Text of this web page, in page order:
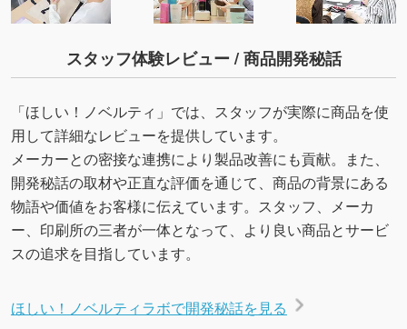
スタッフ体験レビュー / 商品開発秘話
「ほしい！ノベルティ」では、スタッフが実際に商品を使
用して詳細なレビューを提供しています。
メーカーとの密接な連携により製品改善にも貢献。また、
開発秘話の取材や正直な評価を通じて、商品の背景にある
物語や価値をお客様に伝えています。スタッフ、メーカ
ー、印刷所の三者が一体となって、より良い商品とサービ
スの追求を目指しています。
ほしい！ノベルティラボで開発秘話を見る